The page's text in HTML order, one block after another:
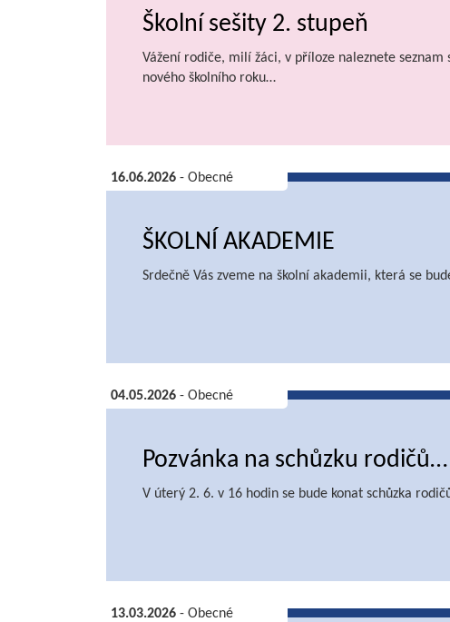
Školní sešity 2. stupeň
Vážení rodiče, milí žáci, v příloze naleznete
nového školního roku…
16.06.2026 - Obecné
ŠKOLNÍ AKADEMIE
Srdečně Vás zveme na školní akademii, která se
04.05.2026 - Obecné
Pozvánka na schůzku rodičů…
V úterý 2. 6. v 16 hodin se bude konat schůzka
13.03.2026 - Obecné